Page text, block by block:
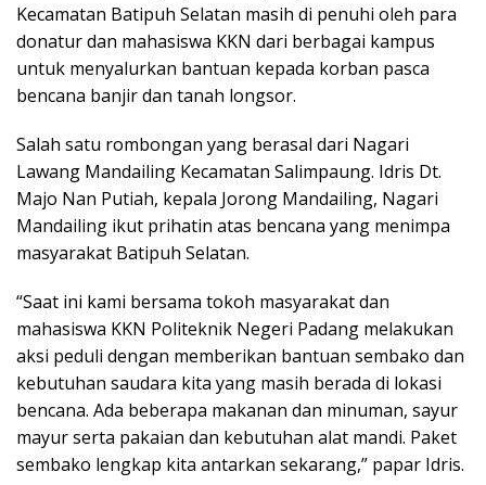
Kecamatan Batipuh Selatan masih di penuhi oleh para
donatur dan mahasiswa KKN dari berbagai kampus
untuk menyalurkan bantuan kepada korban pasca
bencana banjir dan tanah longsor.
Salah satu rombongan yang berasal dari Nagari
Lawang Mandailing Kecamatan Salimpaung. Idris Dt.
Majo Nan Putiah, kepala Jorong Mandailing, Nagari
Mandailing ikut prihatin atas bencana yang menimpa
masyarakat Batipuh Selatan.
“Saat ini kami bersama tokoh masyarakat dan
mahasiswa KKN Politeknik Negeri Padang melakukan
aksi peduli dengan memberikan bantuan sembako dan
kebutuhan saudara kita yang masih berada di lokasi
bencana. Ada beberapa makanan dan minuman, sayur
mayur serta pakaian dan kebutuhan alat mandi. Paket
sembako lengkap kita antarkan sekarang,” papar Idris.